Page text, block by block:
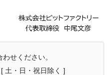
せください。
土・日・祝日除く ]